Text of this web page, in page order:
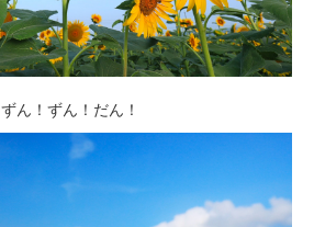
ずん！ずん！だん！